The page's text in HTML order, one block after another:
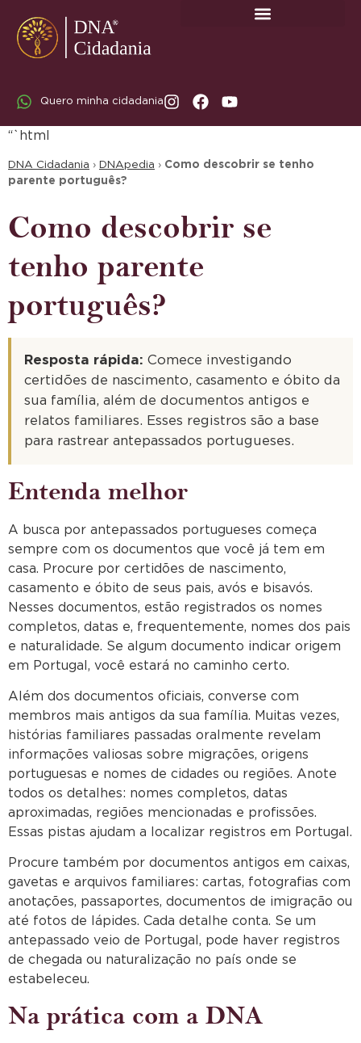
Quero minha cidadania
“`html
DNA Cidadania › DNApedia › Como descobrir se tenho
parente português?
Como descobrir se
tenho parente
português?
Resposta rápida: Comece investigando
certidões de nascimento, casamento e óbito da
sua família, além de documentos antigos e
relatos familiares. Esses registros são a base
para rastrear antepassados portugueses.
Entenda melhor
A busca por antepassados portugueses começa
sempre com os documentos que você já tem em
casa. Procure por certidões de nascimento,
casamento e óbito de seus pais, avós e bisavós.
Nesses documentos, estão registrados os nomes
completos, datas e, frequentemente, nomes dos pais
e naturalidade. Se algum documento indicar origem
em Portugal, você estará no caminho certo.
Além dos documentos oficiais, converse com
membros mais antigos da sua família. Muitas vezes,
histórias familiares passadas oralmente revelam
informações valiosas sobre migrações, origens
portuguesas e nomes de cidades ou regiões. Anote
todos os detalhes: nomes completos, datas
aproximadas, regiões mencionadas e profissões.
Essas pistas ajudam a localizar registros em Portugal.
Procure também por documentos antigos em caixas,
gavetas e arquivos familiares: cartas, fotografias com
anotações, passaportes, documentos de imigração ou
até fotos de lápides. Cada detalhe conta. Se um
antepassado veio de Portugal, pode haver registros
de chegada ou naturalização no país onde se
estabeleceu.
Na prática com a DNA